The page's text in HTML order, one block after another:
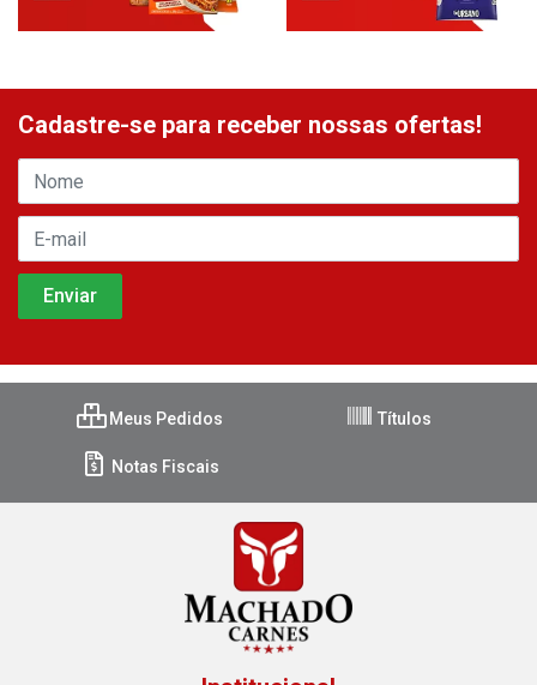
Cadastre-se para receber nossas ofertas!
Meus Pedidos Títulos
Notas Fiscais